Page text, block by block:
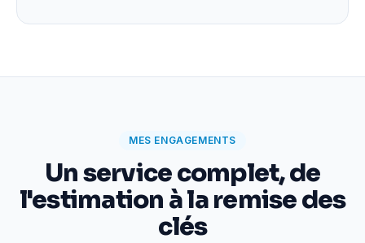
MES ENGAGEMENTS
Un service complet, de
l'estimation à la remise des
clés